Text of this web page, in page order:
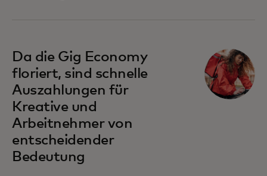
Da die Gig Economy
floriert, sind schnelle
Auszahlungen für
Kreative und
Arbeitnehmer von
entscheidender
Bedeutung